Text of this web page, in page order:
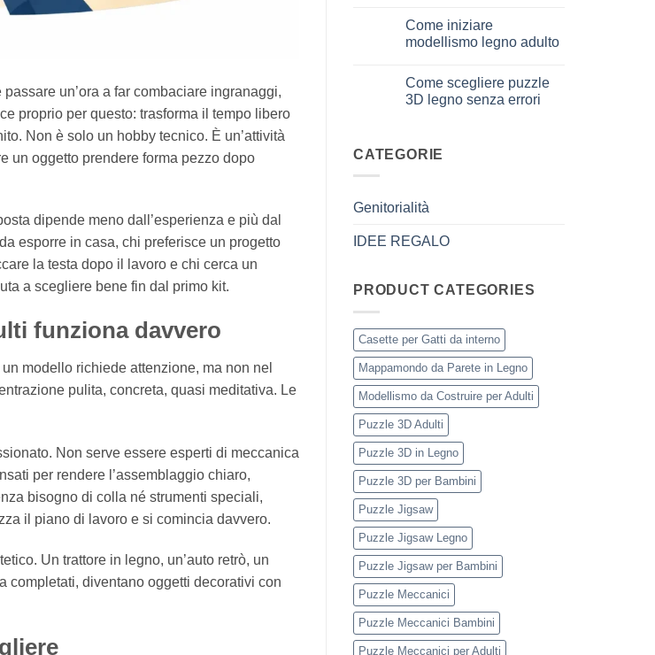
un’ora a far combaciare ingranaggi,
proprio per questo: trasforma il tempo libero
Non è solo un hobby tecnico. È un’attività
un oggetto prendere forma pezzo dopo
dipende meno dall’esperienza e più dal
esporre in casa, chi preferisce un progetto
la testa dopo il lavoro e chi cerca un
a scegliere bene fin dal primo kit.
funziona davvero
modello richiede attenzione, ma non nel
pulita, concreta, quasi meditativa. Le
Non serve essere esperti di meccanica
per rendere l’assemblaggio chiaro,
bisogno di colla né strumenti speciali,
il piano di lavoro e si comincia davvero.
Un trattore in legno, un’auto retrò, un
completati, diventano oggetti decorativi con
davvero
su
regalare
bambino
di
8
tutto:
idee
Come iniziare
modellismo legno adulto
su
Come
iniziare
Come scegliere puzzle
3D legno senza errori
Come
scegliere
senza
CATEGORIE
Genitorialità
IDEE REGALO
PRODUCT CATEGORIES
Casette per Gatti da interno
Mappamondo da Parete in Legno
Modellismo da Costruire per Adulti
Puzzle 3D Adulti
Puzzle 3D in Legno
Puzzle 3D per Bambini
Puzzle Jigsaw
Puzzle Jigsaw Legno
Puzzle Jigsaw per Bambini
Puzzle Meccanici
Puzzle Meccanici Bambini
Puzzle Meccanici per Adulti